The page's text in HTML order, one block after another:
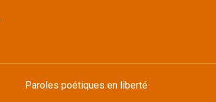
Paroles poétiques en liberté